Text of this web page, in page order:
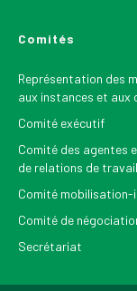
Comités
Représentation des
aux instances et aux
Comité exécutif
Comité des agentes
de relations de
Comité
Comité de
Secrétariat